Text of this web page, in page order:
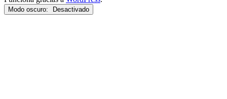
Modo oscuro: